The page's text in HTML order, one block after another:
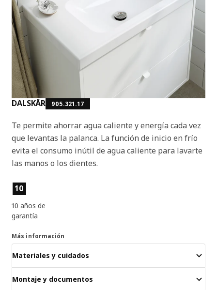
DALSKÄR 905.321.17
Te permite ahorrar agua caliente y energía cada vez
que levantas la palanca. La función de inicio en frío
evita el consumo inútil de agua caliente para lavarte
las manos o los dientes.
Características del producto
10
10 años de
garantía
Más información
Materiales y cuidados
Montaje y documentos